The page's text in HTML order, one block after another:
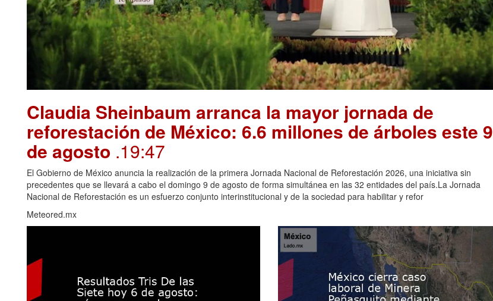
Claudia Sheinbaum arranca la mayor jornada de
reforestación de México: 6.6 millones de árboles este 9
de agosto .19:47
El Gobierno de México anuncia la realización de la primera Jornada Nacional de Reforestación 2026, una iniciativa sin
precedentes que se llevará a cabo el domingo 9 de agosto de forma simultánea en las 32 entidades del país.La Jornada
Nacional de Reforestación es un esfuerzo conjunto interinstitucional y de la sociedad para habilitar y refor
Meteored.mx